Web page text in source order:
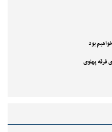
بود
فرقه پهلوی